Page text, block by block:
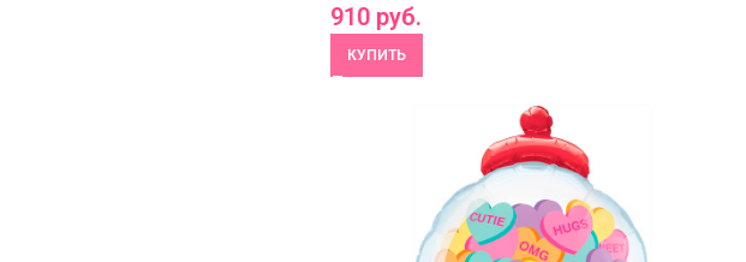
910руб.
КУПИТЬ